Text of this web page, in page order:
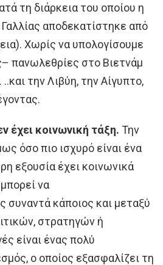
τη διάρκεια του οποίου η
αποδεκατίστηκε από
Χωρίς να υπολογίσουμε
πανωλεθρίες στο Βιετνάμ
..και την Λιβύη, την Αίγυπτο,
έχει κοινωνική τάξη. Την
όσο πιο ισχυρό είναι ένα
εξουσία έχει κοινωνικά
να
συναντά κάποιος και μεταξύ
στρατηγών ή
είναι ένας πολύ
ο οποίος εξασφαλίζει τη